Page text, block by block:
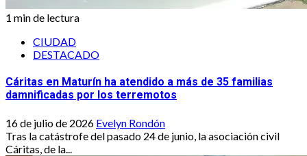
1 min de lectura
CIUDAD
DESTACADO
Cáritas en Maturín ha atendido a más de 35 familias
damnificadas por los terremotos
16 de julio de 2026 Evelyn Rondón
Tras la catástrofe del pasado 24 de junio, la asociación civil
Cáritas, de la...